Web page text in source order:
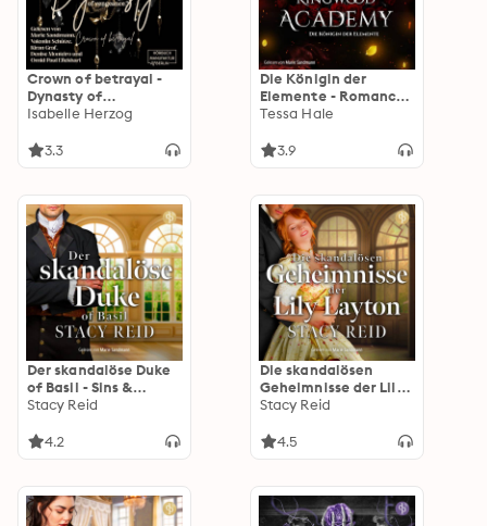
Crown of betrayal -
Dynasty of
vengeance, Band 2
Isabelle Herzog
3.3
Die Königin der
Elemente - Romance
Hörbuch - Royals of
Band 3 (Ungekürzt)
Tessa Hale
3.9
Der skandalöse Duke
of Basil - Sins &
Sensibilities, Band 1
Stacy Reid
4.2
Die skandalösen
Geheimnisse der Lily
Layton | Historischer
Sensibilities, Band 2
Stacy Reid
4.5